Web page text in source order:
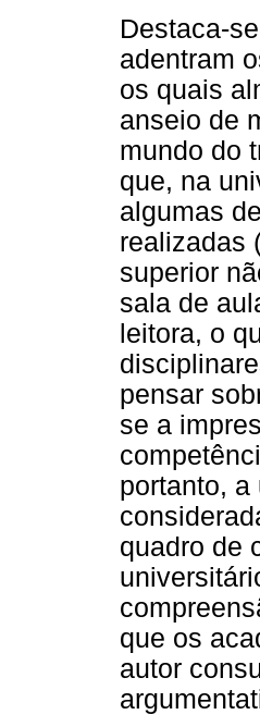
Destaca-
adentram
os quais
anseio de
mundo do
que, na
algumas
realizadas
superior
sala de
leitora, o
pensar
se a
portanto, a
quadro de
que os
autor